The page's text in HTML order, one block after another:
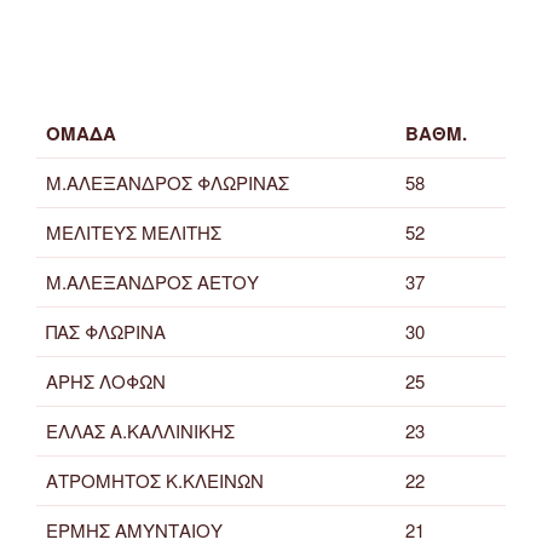
ΟΜΑΔΑ ΒΑΘΜ.
Μ.ΑΛΕΞΑΝΔΡΟΣ ΦΛΩΡΙΝΑΣ
58
ΜΕΛΙΤΕΥΣ ΜΕΛΙΤΗΣ
52
Μ.ΑΛΕΞΑΝΔΡΟΣ ΑΕΤΟΥ
37
ΠΑΣ ΦΛΩΡΙΝΑ
30
ΑΡΗΣ ΛΟΦΩΝ
25
ΕΛΛΑΣ Α.ΚΑΛΛΙΝΙΚΗΣ
23
ΑΤΡΟΜΗΤΟΣ Κ.ΚΛΕΙΝΩΝ
22
ΕΡΜΗΣ ΑΜΥΝΤΑΙΟΥ
21